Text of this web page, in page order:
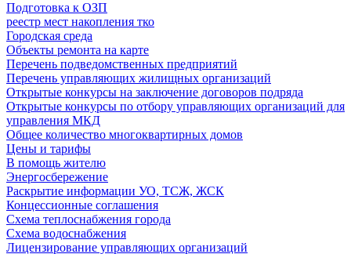
Подготовка к ОЗП
реестр мест накопления тко
Городская среда
Объекты ремонта на карте
Перечень подведомственных предприятий
Перечень управляющих жилищных организаций
Открытые конкурсы на заключение договоров подряда
Открытые конкурсы по отбору управляющих организаций для
управления МКД
Общее количество многоквартирных домов
Цены и тарифы
В помощь жителю
Энергосбережение
Раскрытие информации УО, ТСЖ, ЖСК
Концессионные соглашения
Схема теплоснабжения города
Схема водоснабжения
Лицензирование управляющих организаций